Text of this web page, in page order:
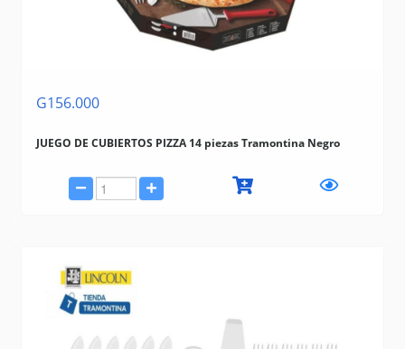
G156.000
JUEGO DE CUBIERTOS PIZZA 14 piezas Tramontina Negro